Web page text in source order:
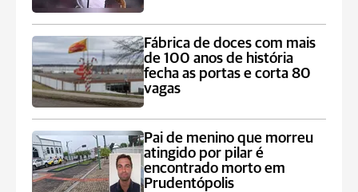
Fábrica de doces com mais
de 100 anos de história
fecha as portas e corta 80
vagas
Pai de menino que morreu
atingido por pilar é
encontrado morto em
Prudentópolis